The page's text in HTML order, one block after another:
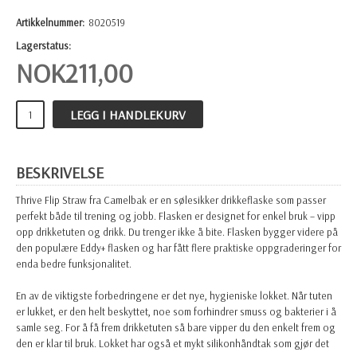
Artikkelnummer: 8020519
Lagerstatus:
NOK211,00
LEGG I HANDLEKURV
BESKRIVELSE
Thrive Flip Straw fra Camelbak er en sølesikker drikkeflaske som passer
perfekt både til trening og jobb. Flasken er designet for enkel bruk – vipp
opp drikketuten og drikk. Du trenger ikke å bite. Flasken bygger videre på
den populære Eddy+ flasken og har fått flere praktiske oppgraderinger for
enda bedre funksjonalitet.
En av de viktigste forbedringene er det nye, hygieniske lokket. Når tuten
er lukket, er den helt beskyttet, noe som forhindrer smuss og bakterier i å
samle seg. For å få frem drikketuten så bare vipper du den enkelt frem og
den er klar til bruk. Lokket har også et mykt silikonhåndtak som gjør det